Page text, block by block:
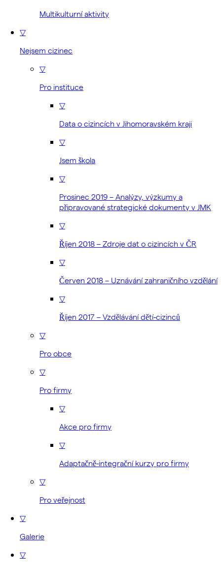
Multikulturní aktivity
▽
Nejsem cizinec
▽
Pro instituce
▽
Data o cizincích v Jihomoravském kraji
▽
Jsem škola
▽
Prosinec 2019 – Analýzy, výzkumy a
připravované strategické dokumenty v JMK
▽
Říjen 2018 – Zdroje dat o cizincích v ČR
▽
Červen 2018 – Uznávání zahraničního vzdělání
▽
Říjen 2017 – Vzdělávání dětí-cizinců
▽
Pro obce
▽
Pro firmy
▽
Akce pro firmy
▽
Adaptačně-integrační kurzy pro firmy
▽
Pro veřejnost
▽
Galerie
▽